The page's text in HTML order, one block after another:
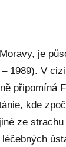
je
1989). V
připomíná
kde
ze